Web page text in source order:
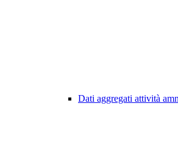
Dati aggregati attività